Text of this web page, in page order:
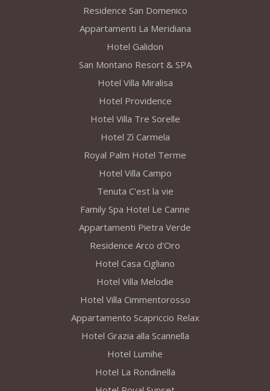
Residence San Domenico
Appartamenti La Meridiana
Hotel Galidon
San Montano Resort & SPA
Hotel Villa Miralisa
Hotel Providence
Hotel Villa Tre Sorelle
Hotel Zì Carmela
Royal Palm Hotel Terme
Hotel Villa Campo
Tenuta C'est la vie
Family Spa Hotel Le Canne
Appartamenti Pietra Verde
Residence Arco d'Oro
Hotel Casa Cigliano
Hotel Villa Melodie
Hotel Villa Cimmentorosso
Appartamento Scapriccio Relax
Hotel Grazia alla Scannella
Hotel Lumihe
Hotel La Rondinella